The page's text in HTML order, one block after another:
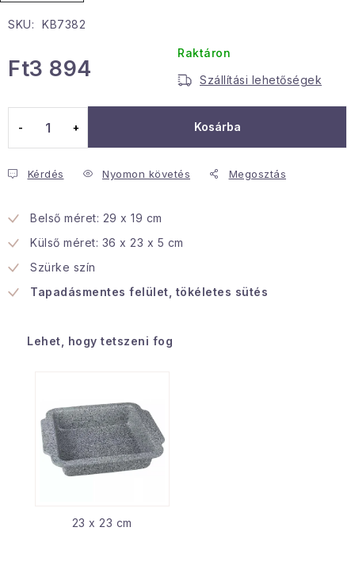
Karácsonyi esemény
Januári akció
Hogyan kell panaszkodni / visszaadni az áruka
Érintkezés
Rólunk
SKU: KB7382
Ft3 894
Raktáron
Szállítási lehetőségek
Kosárba
Kérdés Nyomon követés Megosztás
Belső méret: 29 x 19 cm
Külső méret: 36 x 23 x 5 cm
Szürke szín
Tapadásmentes felület, tökéletes sütés
Lehet, hogy tetszeni fog
23 x 23 cm